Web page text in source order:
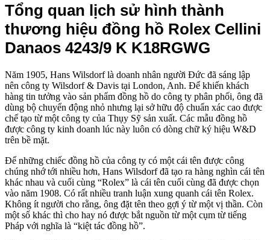
Tổng quan lịch sử hình thành
thương hiệu đồng hồ Rolex Cellini
Danaos 4243/9 K K18RGWG
Năm 1905, Hans Wilsdorf là doanh nhân người Đức đã sáng lập
nên công ty Wilsdorf & Davis tại London, Anh. Để khiến khách
hàng tin tưởng vào sản phẩm đồng hồ do công ty phân phối, ông đã
dùng bộ chuyển động nhỏ nhưng lại sở hữu độ chuẩn xác cao được
chế tạo từ một công ty của Thụy Sỹ sản xuất. Các mẫu đồng hồ
được công ty kinh doanh lúc này luôn có dòng chữ ký hiệu W&D
trên bề mặt.
Để những chiếc đồng hồ của công ty có một cái tên được công
chúng nhớ tới nhiều hơn, Hans Wilsdorf đã tạo ra hàng nghìn cái tên
khác nhau và cuối cùng “Rolex” là cái tên cuối cùng đã được chọn
vào năm 1908. Có rất nhiều tranh luận xung quanh cái tên Rolex.
Không ít người cho rằng, ông đặt tên theo gợi ý từ một vị thần. Còn
một số khác thì cho hay nó được bắt nguồn từ một cụm từ tiếng
Pháp với nghĩa là “kiệt tác đồng hồ”.